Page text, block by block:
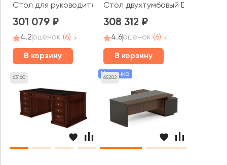
Стол для руководителя правый 2000x1600x750 Larry 2
301 079
4.2оценок (6)
В корзину
Стол двухтумбовый DAN-200.2
308 312
4.6оценок (6)
В корзину
63160 65202
Новинка